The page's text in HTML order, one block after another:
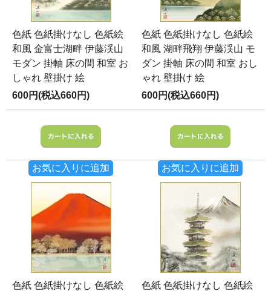
色紙 色紙掛けなし 色紙絵
和風 金富士湖畔 伊藤渓山
モダン 掛軸 床の間 和室 お
しゃれ 壁掛け 絵
600円(税込660円)
お気に入りに追加
色紙 色紙掛けなし 色紙絵
和風 湖畔飛翔 伊藤渓山 モ
ダン 掛軸 床の間 和室 おし
ゃれ 壁掛け 絵
600円(税込660円)
お気に入りに追加
色紙 色紙掛けなし 色紙絵
色紙 色紙掛けなし 色紙絵